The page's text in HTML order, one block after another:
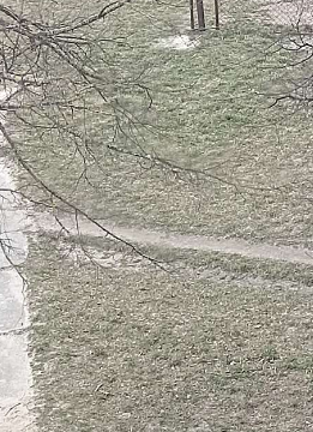
Газета
"Драгічынскі